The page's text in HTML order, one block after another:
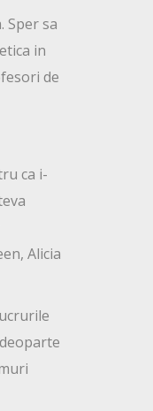
Sper sa
in
de
ca i-
Alicia